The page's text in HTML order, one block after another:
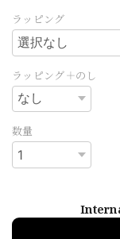
ラッピング
ラッピング＋のし
数量